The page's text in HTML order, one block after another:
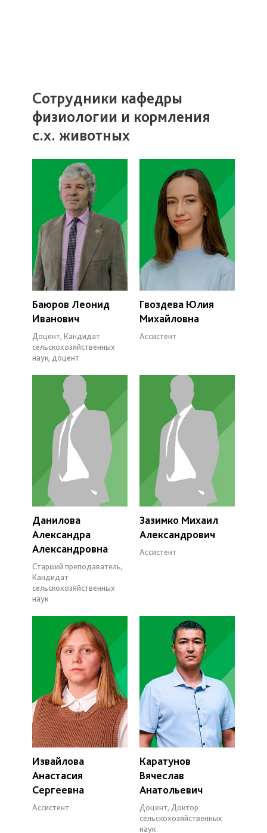
Сотрудники кафедры
физиологии и кормления
с.х. животных
Баюров Леонид
Иванович
Доцент, Кандидат
сельскохозяйственных
наук, доцент
Гвоздева Юлия
Михайловна
Ассистент
Данилова
Александра
Александровна
Старший преподаватель,
Кандидат
сельскохозяйственных
наук
Зазимко Михаил
Александрович
Ассистент
Извайлова
Анастасия
Сергеевна
Ассистент
Каратунов
Вячеслав
Анатольевич
Доцент, Доктор
сельскохозяйственных
наук